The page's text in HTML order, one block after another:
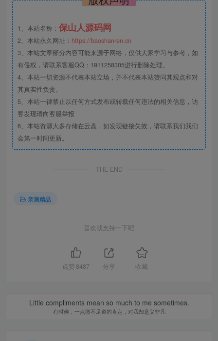
1、本站名称： 保山人源码网
2、本站永久网址： https://baoshanren.cn
3、本站文章部分内容可能来源于网络，仅供大家学习与参考，如
有侵权，请联系客服QQ：1911258305进行删除处理。
4、本站一切资源不代表本站立场，并不代表本站赞同其观点和对
其真实性负责。
5、本站一律禁止以任何方式发布或转载任何违法的相关信息，访
客发现请向客服举报
6、本站资源大多存储在云盘，如发现链接失效，请联系我们我们
会第一时间更新。
THE END
亲测精品
喜欢就支持一下吧
点赞 8487 分享 收藏
Little compliments mean so much to me sometimes.
有时候，一点微不足道的肯定，对我却意义非凡